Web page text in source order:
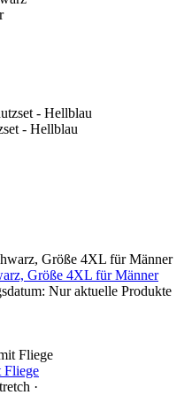
- Hellblau
Größe 4XL für Männer
Nur aktuelle Produkte
·